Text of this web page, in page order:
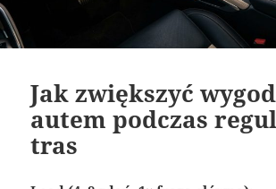
Jak zwiększyć
autem podczas
tras